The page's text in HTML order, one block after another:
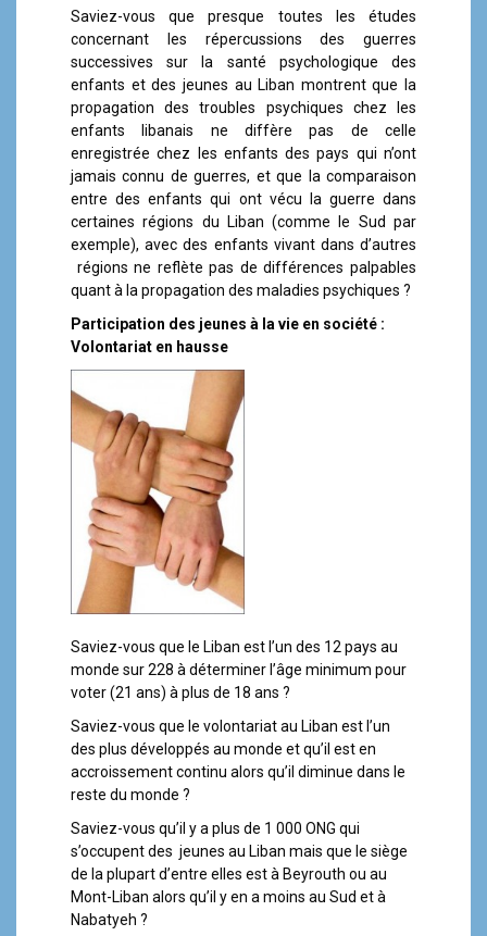
Saviez-vous que presque toutes les études
concernant les répercussions des guerres
successives sur la santé psychologique des
enfants et des jeunes au Liban montrent que la
propagation des troubles psychiques chez les
enfants libanais ne diffère pas de celle
enregistrée chez les enfants des pays qui n’ont
jamais connu de guerres, et que la comparaison
entre des enfants qui ont vécu la guerre dans
certaines régions du Liban (comme le Sud par
exemple), avec des enfants vivant dans d’autres
régions ne reflète pas de différences palpables
quant à la propagation des maladies psychiques ?
Participation des jeunes à la vie en société :
Volontariat en hausse
Saviez-vous que le Liban est l’un des 12 pays au
monde sur 228 à déterminer l’âge minimum pour
voter (21 ans) à plus de 18 ans ?
Saviez-vous que le volontariat au Liban est l’un
des plus développés au monde et qu’il est en
accroissement continu alors qu’il diminue dans le
reste du monde ?
Saviez-vous qu’il y a plus de 1 000 ONG qui
s’occupent des jeunes au Liban mais que le siège
de la plupart d’entre elles est à Beyrouth ou au
Mont-Liban alors qu’il y en a moins au Sud et à
Nabatyeh ?